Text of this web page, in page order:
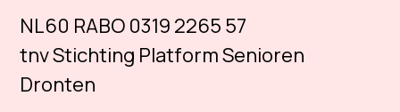
NL60 RABO 0319 2265 57
tnv Stichting Platform Senioren
Dronten